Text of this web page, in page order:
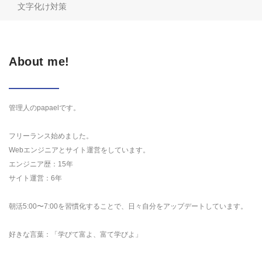
文字化け対策
About me!
管理人のpapaelです。
フリーランス始めました。
Webエンジニアとサイト運営をしています。
エンジニア歴：15年
サイト運営：6年
朝活5:00〜7:00を習慣化することで、日々自分をアップデートしています。
好きな言葉：「学びて富よ、富て学びよ」